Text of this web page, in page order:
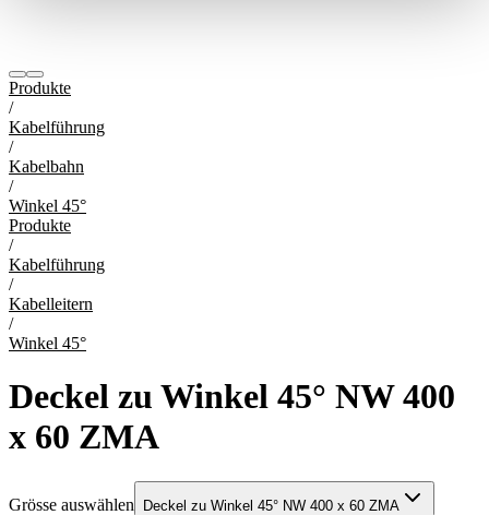
Produkte
/
Kabelführung
/
Kabelbahn
/
Winkel 45°
Produkte
/
Kabelführung
/
Kabelleitern
/
Winkel 45°
Deckel zu Winkel 45° NW 400
x 60 ZMA
Grösse auswählen Deckel zu Winkel 45° NW 400 x 60 ZMA